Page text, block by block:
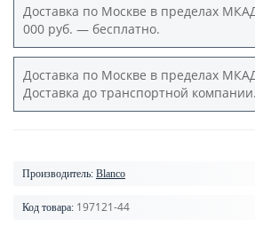
Доставка по Москве в пределах
000 руб. — бесплатно.
Доставка по Москве в пределах
Доставка до транспортной компании.
Производитель: Blanco
Код товара: 197121-44